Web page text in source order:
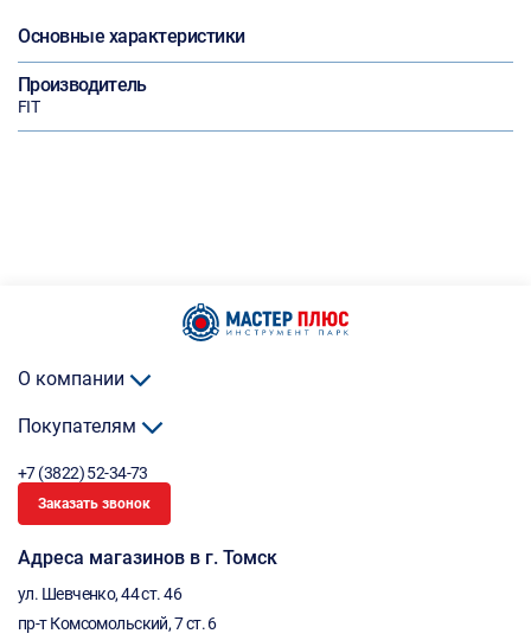
Основные характеристики
Производитель
FIT
О компании
Покупателям
+7 (3822) 52-34-73
Заказать звонок
Адреса магазинов в г. Томск
ул. Шевченко, 44 ст. 46
пр-т Комсомольский, 7 ст. 6